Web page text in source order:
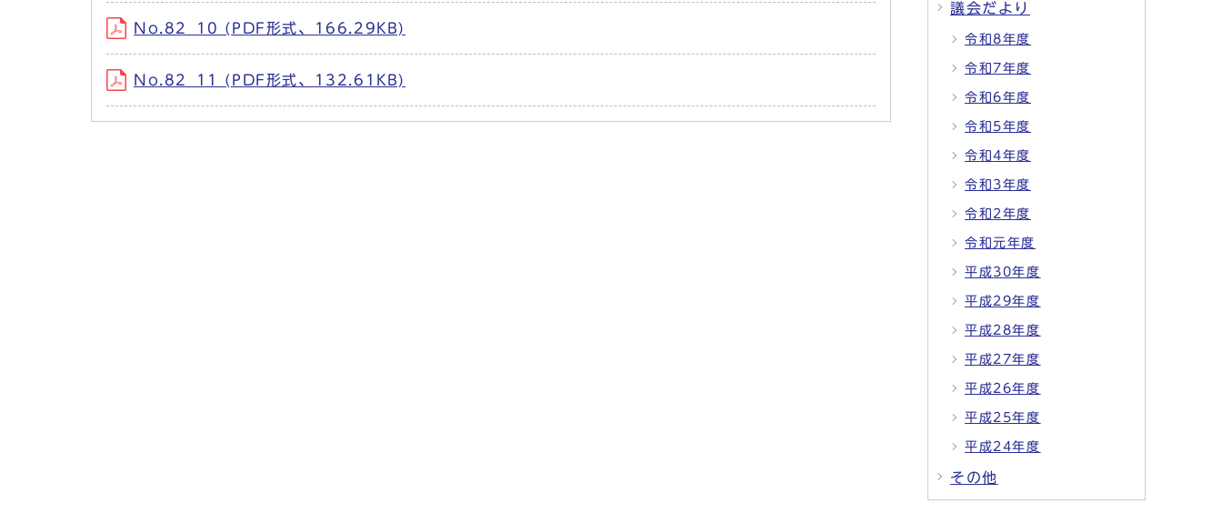
No.82_10 (PDF形式、166.29KB)
No.82_11 (PDF形式、132.61KB)
議会だより
令和8年度
令和7年度
令和6年度
令和5年度
令和4年度
令和3年度
令和2年度
令和元年度
平成30年度
平成29年度
平成28年度
平成27年度
平成26年度
平成25年度
平成24年度
その他